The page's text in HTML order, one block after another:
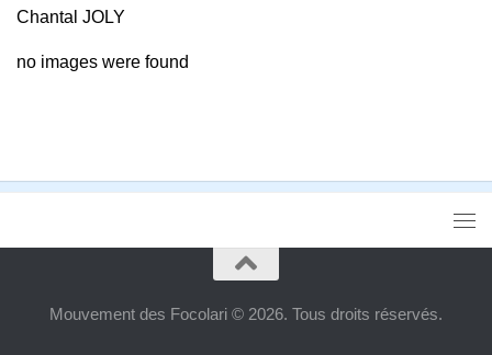
Chantal JOLY
no images were found
Mouvement des Focolari © 2026. Tous droits réservés.